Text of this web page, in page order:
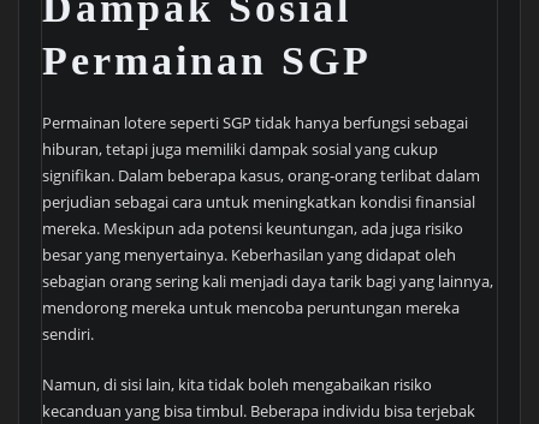
Permainan SGP
Permainan lotere seperti SGP tidak hanya berfungsi sebagai
hiburan, tetapi juga memiliki dampak sosial yang cukup
signifikan. Dalam beberapa kasus, orang-orang terlibat dalam
perjudian sebagai cara untuk meningkatkan kondisi finansial
mereka. Meskipun ada potensi keuntungan, ada juga risiko
besar yang menyertainya. Keberhasilan yang didapat oleh
sebagian orang sering kali menjadi daya tarik bagi yang lainnya,
mendorong mereka untuk mencoba peruntungan mereka
sendiri.
Namun, di sisi lain, kita tidak boleh mengabaikan risiko
kecanduan yang bisa timbul. Beberapa individu bisa terjebak